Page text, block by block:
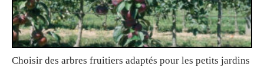
Choisir des arbres fruitiers adaptés pour les petits jardins